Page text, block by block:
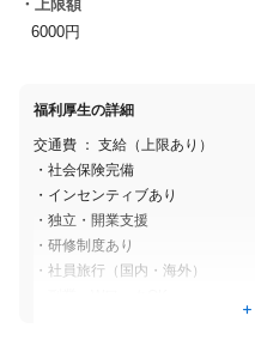
・上限額
6000円
福利厚生の詳細
交通費 ： 支給（上限あり）
・社会保険完備
・インセンティブあり
・独立・開業支援
・研修制度あり
・社員旅行（国内・海外）